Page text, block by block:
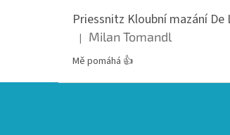
Hodnocení produktu je 5 z 5 hvězdiček.
| Milan Tomandl
Mě pomáhá 👍